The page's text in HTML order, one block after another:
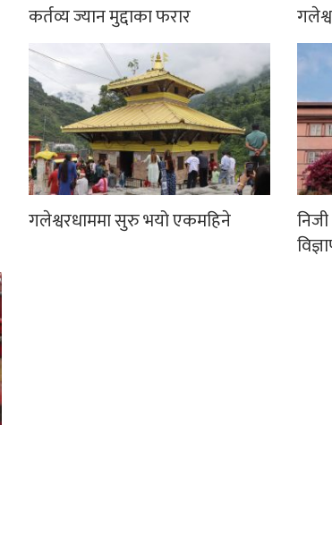
कर्तव्य ज्यान मुद्दाका फरार
गलेश्वरधाममा सुरु भयो एकमहिने